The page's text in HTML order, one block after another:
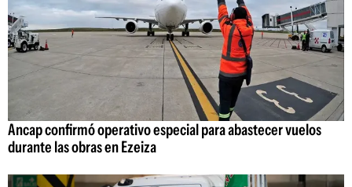
Ancap confirmó operativo especial para abastecer vuelos
durante las obras en Ezeiza